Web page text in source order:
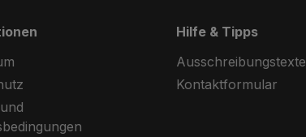
Hilfe & Tipps
Ausschreibungstexte
Kontaktformular